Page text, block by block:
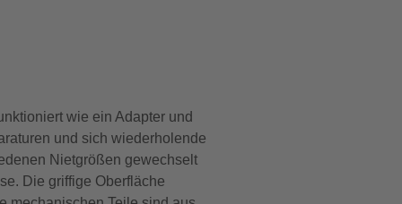
wie ein Adapter und
und sich wiederholende
Nietgrößen gewechselt
Die griffige Oberfläche